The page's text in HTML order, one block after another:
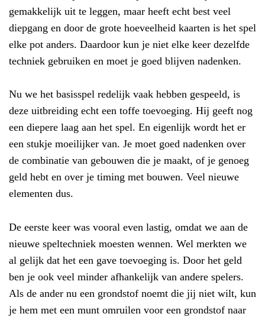
gemakkelijk uit te leggen, maar heeft echt best veel
diepgang en door de grote hoeveelheid kaarten is het spel
elke pot anders. Daardoor kun je niet elke keer dezelfde
techniek gebruiken en moet je goed blijven nadenken.
Nu we het basisspel redelijk vaak hebben gespeeld, is
deze uitbreiding echt een toffe toevoeging. Hij geeft nog
een diepere laag aan het spel. En eigenlijk wordt het er
een stukje moeilijker van. Je moet goed nadenken over
de combinatie van gebouwen die je maakt, of je genoeg
geld hebt en over je timing met bouwen. Veel nieuwe
elementen dus.
De eerste keer was vooral even lastig, omdat we aan de
nieuwe speltechniek moesten wennen. Wel merkten we
al gelijk dat het een gave toevoeging is. Door het geld
ben je ook veel minder afhankelijk van andere spelers.
Als de ander nu een grondstof noemt die jij niet wilt, kun
je hem met een munt omruilen voor een grondstof naar